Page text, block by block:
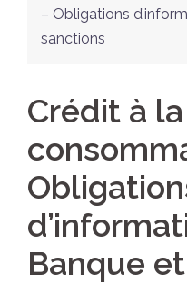
– Obligations
sanctions
Crédit à la
Banque